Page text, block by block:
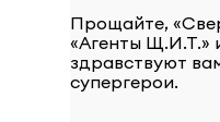
Прощайте,
«Агенты Щ.И.Т.»
здравствуют
супергерои.